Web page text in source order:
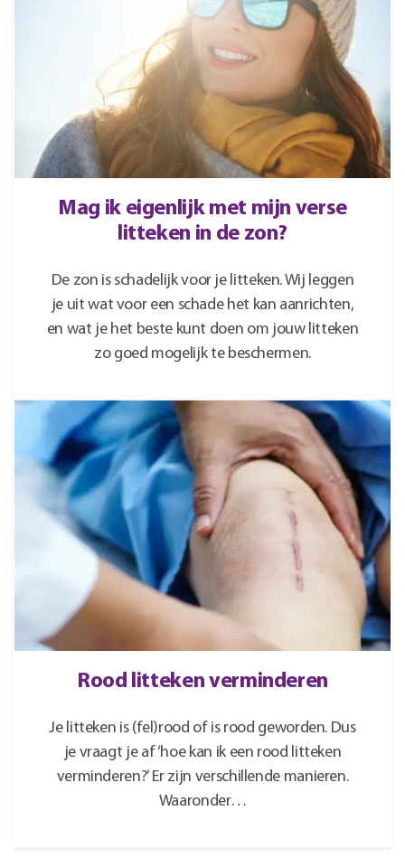
Mag ik eigenlijk met mijn verse
litteken in de zon?
De zon is schadelijk voor je litteken. Wij leggen
je uit wat voor een schade het kan aanrichten,
en wat je het beste kunt doen om jouw litteken
zo goed mogelijk te beschermen.
Rood litteken verminderen
Je litteken is (fel)rood of is rood geworden. Dus
je vraagt je af ‘hoe kan ik een rood litteken
verminderen?’ Er zijn verschillende manieren.
Waaronder…